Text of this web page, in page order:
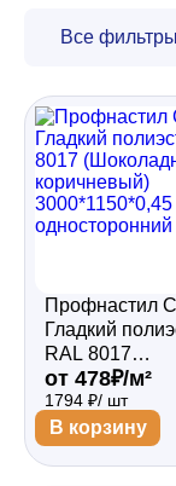
Забор
Все фильтры
Профнастил
Гладкий
RAL 8017
(Шоколадно-
коричневый)
3000*1150*0,45
односторонний
от 478₽/м²
1794 ₽/ шт
В корзину